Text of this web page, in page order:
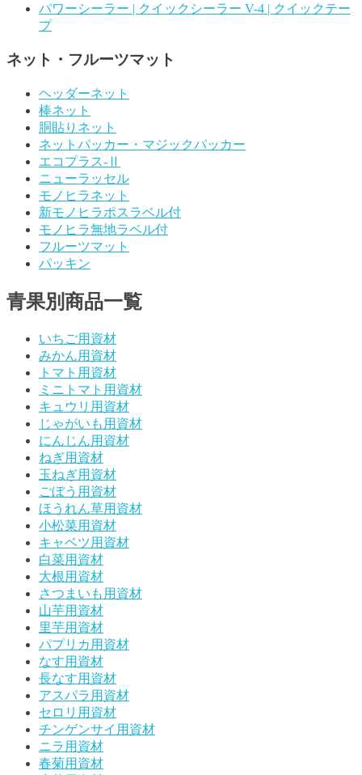
パワーシーラー | クイックシーラー V-4 | クイックテー
プ
ネット・フルーツマット
ヘッダーネット
棒ネット
胴貼りネット
ネットパッカー・マジックパッカー
エコプラス-Ⅱ
ニューラッセル
モノヒラネット
新モノヒラポスラベル付
モノヒラ無地ラベル付
フルーツマット
パッキン
青果別商品一覧
いちご用資材
みかん用資材
トマト用資材
ミニトマト用資材
キュウリ用資材
じゃがいも用資材
にんじん用資材
ねぎ用資材
玉ねぎ用資材
ごぼう用資材
ほうれん草用資材
小松菜用資材
キャベツ用資材
白菜用資材
大根用資材
さつまいも用資材
山芋用資材
里芋用資材
パプリカ用資材
なす用資材
長なす用資材
アスパラ用資材
セロリ用資材
チンゲンサイ用資材
ニラ用資材
春菊用資材